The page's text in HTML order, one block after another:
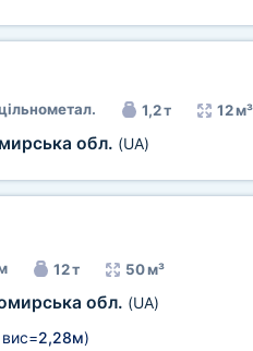
1,2 т 12 м³
обл. (UA)
12 т 50 м³
обл. (UA)
вис=2,28м)